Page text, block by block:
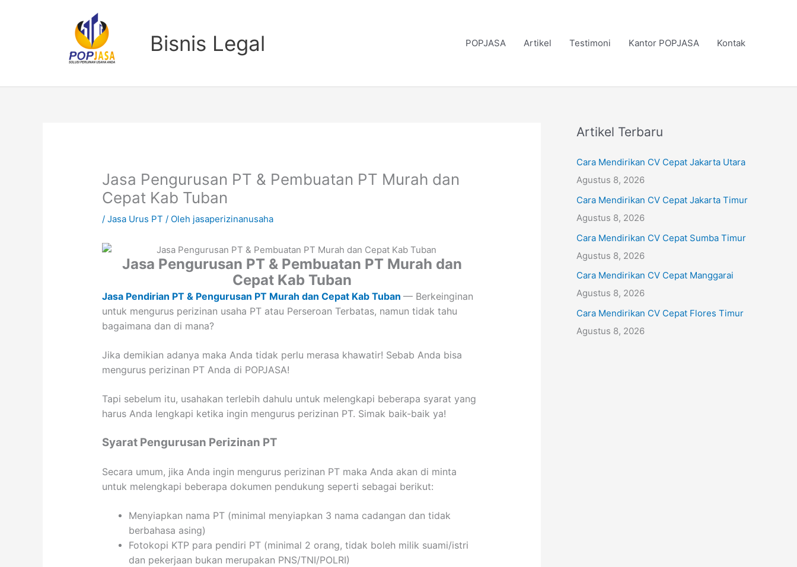
Bisnis Legal POPJASA Artikel Testimoni Kantor POPJASA Kontak
Jasa Pengurusan PT & Pembuatan PT Murah dan
Cepat Kab Tuban
/Jasa Urus PT / Oleh jasaperizinanusaha
Jasa Pengurusan PT & Pembuatan PT Murah dan
Cepat Kab Tuban
Jasa Pendirian PT & Pengurusan PT Murah dan Cepat Kab Tuban— Berkeinginan
untuk mengurus perizinan usaha PT atau Perseroan Terbatas, namun tidak tahu
bagaimana dan di mana?
Jika demikian adanya maka Anda tidak perlu merasa khawatir! Sebab Anda bisa
mengurus perizinan PT Anda di POPJASA!
Tapi sebelum itu, usahakan terlebih dahulu untuk melengkapi beberapa syarat yang
harus Anda lengkapi ketika ingin mengurus perizinan PT. Simak baik-baik ya!
Syarat Pengurusan Perizinan PT
Secara umum, jika Anda ingin mengurus perizinan PT maka Anda akan di minta
untuk melengkapi beberapa dokumen pendukung seperti sebagai berikut:
Menyiapkan nama PT (minimal menyiapkan 3 nama cadangan dan tidak
berbahasa asing)
Fotokopi KTP para pendiri PT (minimal 2 orang, tidak boleh milik suami/istri
dan pekerjaan bukan merupakan PNS/TNI/POLRI)
Artikel Terbaru
Cara Mendirikan CV Cepat Jakarta Utara
Agustus 8, 2026
Cara Mendirikan CV Cepat Jakarta Timur
Agustus 8, 2026
Cara Mendirikan CV Cepat Sumba Timur
Agustus 8, 2026
Cara Mendirikan CV Cepat Manggarai
Agustus 8, 2026
Cara Mendirikan CV Cepat Flores Timur
Agustus 8, 2026